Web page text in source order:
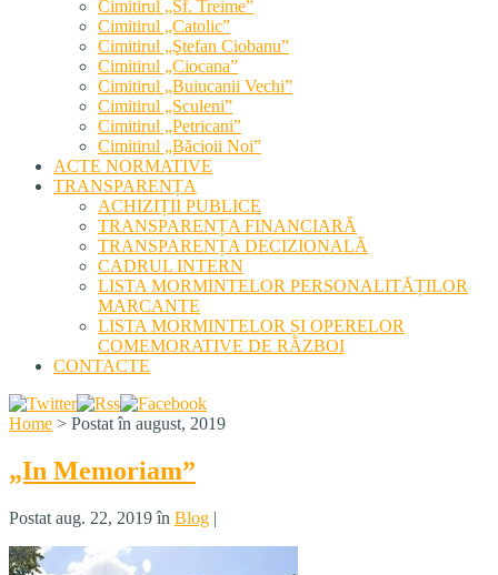
Cimitirul „Sf. Treime”
Cimitirul „Catolic”
Cimitirul „Ştefan Ciobanu”
Cimitirul „Ciocana”
Cimitirul „Buiucanii Vechi”
Cimitirul „Sculeni”
Cimitirul „Petricani”
Cimitirul „Băcioii Noi”
ACTE NORMATIVE
TRANSPARENȚA
ACHIZIȚII PUBLICE
TRANSPARENȚA FINANCIARĂ
TRANSPARENȚA DECIZIONALĂ
CADRUL INTERN
LISTA MORMINTELOR PERSONALITĂȚILOR
MARCANTE
LISTA MORMINTELOR ȘI OPERELOR
COMEMORATIVE DE RĂZBOI
CONTACTE
Home > Postat în august, 2019
„In Memoriam”
Postat aug. 22, 2019 în Blog |